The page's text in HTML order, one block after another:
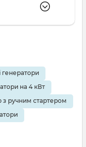
генератори
на 4 кВт
з ручним стартером